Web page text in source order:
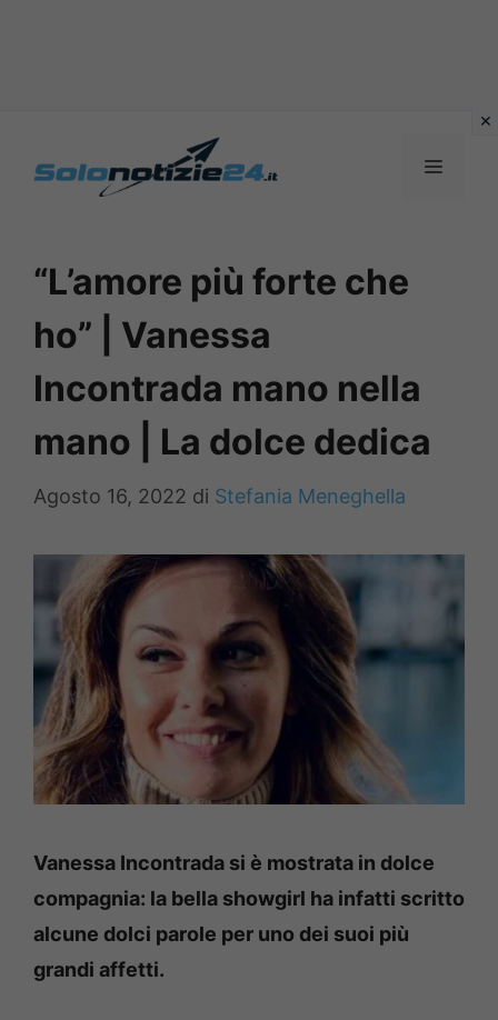
MENU
“L’amore più forte che
ho” | Vanessa
Incontrada mano nella
mano | La dolce dedica
Agosto 16, 2022 di Stefania Meneghella
Vanessa Incontrada si è mostrata in dolce
compagnia: la bella showgirl ha infatti scritto
alcune dolci parole per uno dei suoi più
grandi affetti.